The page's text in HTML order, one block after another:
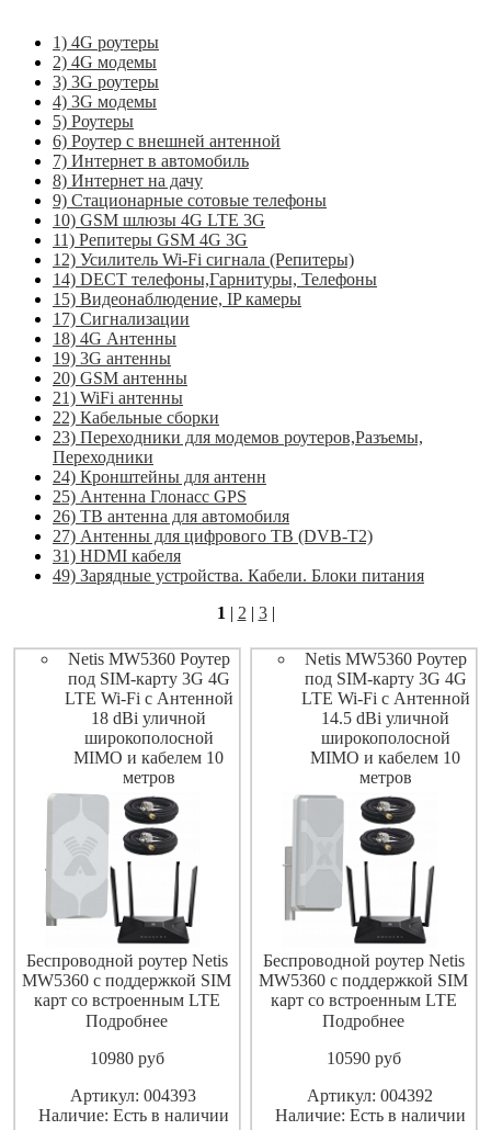
1) 4G роутеры
2) 4G модемы
3) 3G роутеры
4) 3G модемы
5) Роутеры
6) Роутер с внешней антенной
7) Интернет в автомобиль
8) Интернет на дачу
9) Стационарные сотовые телефоны
10) GSM шлюзы 4G LTE 3G
11) Репитеры GSM 4G 3G
12) Усилитель Wi-Fi сигнала (Репитеры)
14) DECT телефоны,Гарнитуры, Телефоны
15) Видеонаблюдение, IP камеры
17) Сигнализации
18) 4G Антенны
19) 3G антенны
20) GSM антенны
21) WiFi антенны
22) Кабельные сборки
23) Переходники для модемов роутеров,Разъемы,
Переходники
24) Кронштейны для антенн
25) Антенна Глонасс GPS
26) ТВ антенна для автомобиля
27) Антенны для цифрового ТВ (DVB-T2)
31) HDMI кабеля
49) Зарядные устройства. Кабели. Блоки питания
1 | 2 | 3|
Netis MW5360 Роутер
под SIM-карту 3G 4G
LTE Wi-Fi с Антенной
18 dBi уличной
широкополосной
MIMO и кабелем 10
метров
Беспроводной роутер Netis
MW5360 с поддержкой SIM
карт со встроенным LTE
3G/4G модемом cat 4
сети интернет не только по
провайдера, но по сети GSM
LTE 3G/4G. Роутер оснащен
Подробнее
10980pуб
Артикул: 004393
Наличие: Есть в наличии
Netis MW5360 Роутер
под SIM-карту 3G 4G
LTE Wi-Fi с Антенной
14.5 dBi уличной
широкополосной
MIMO и кабелем 10
метров
Беспроводной роутер Netis
MW5360 с поддержкой SIM
карт со встроенным LTE
3G/4G модемом cat 4
сети интернет не только по
провайдера, но по сети GSM
LTE 3G/4G. Роутер оснащен
Подробнее
10590pуб
Артикул: 004392
Наличие: Есть в наличии